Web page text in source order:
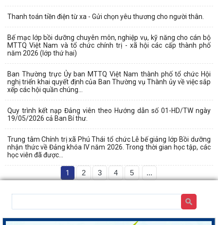
Thanh toán tiền điện từ xa - Gửi chọn yêu thương cho người thân.
Bế mạc lớp bồi dưỡng chuyên môn, nghiệp vụ, kỹ năng cho cán bộ
MTTQ Việt Nam và tổ chức chính trị - xã hội các cấp thành phố
năm 2026 (lớp thứ hai)
Ban Thường trực Ủy ban MTTQ Việt Nam thành phố tổ chức Hội
nghị triển khai quyết định của Ban Thường vụ Thành ủy về việc sắp
xếp các hội quần chúng...
Quy trình kết nạp Đảng viên theo Hướng dẫn số 01-HD/TW ngày
19/05/2026 cả Ban Bí thư.
Trung tâm Chính trị xã Phú Thái tổ chức Lễ bế giảng lớp Bồi dưỡng
nhận thức về Đảng khóa IV năm 2026. Trong thời gian học tập, các
học viên đã được...
1 2 3 4 5 ...